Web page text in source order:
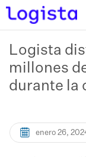
Logista
millones
durante la
enero 26,